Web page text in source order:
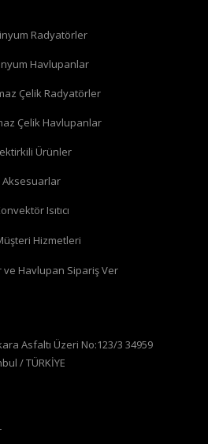
Radyatörler
Havlupanlar
Çelik Radyatörler
Çelik Havlupanlar
Ürünler
Aksesuarlar
Isıtıcı
Asfaltı Üzeri No:123/3 34959
/ TÜRKİYE